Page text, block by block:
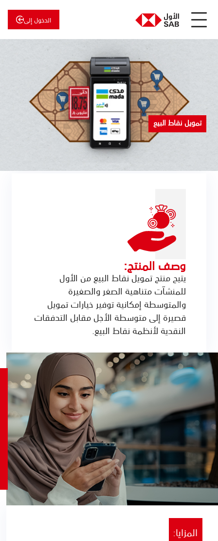
الدخول إلى
للاستثمار
تمويل نقاط البيع
وصف المنتج:
يتيح منتج تمويل نقاط البيع من الأول
للمنشآت متناهية الصغر والصغيرة
والمتوسطة إمكانية توفير خيارات تمويل
قصيرة إلى متوسطة الأجل مقابل التدفقات
النقدية لأنظمة نقاط البيع.
المزايا: